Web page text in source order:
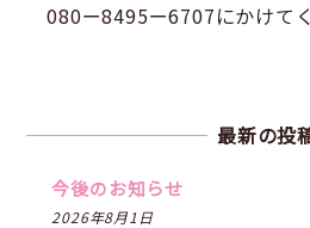
080ー8495ー6707にかけてく
最新の投
今後のお知らせ
2026年8月1日